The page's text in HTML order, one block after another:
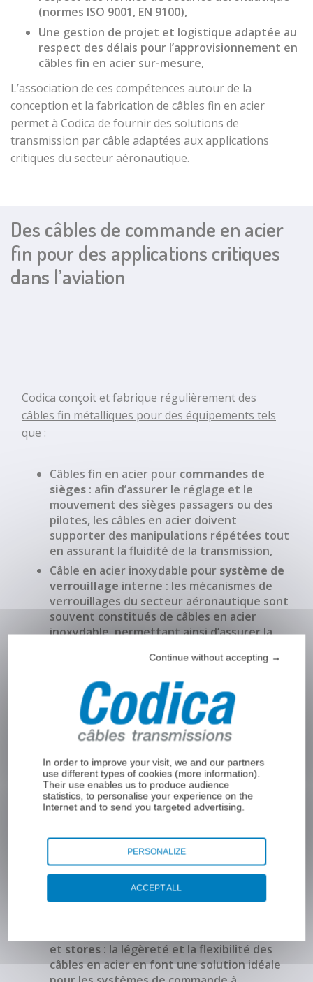
End caps by 4-
sided crimping
Cylindrical
crimped end
fittings with
tightening
screw
Zamak cable
end pieces
stop cable
Zamak sphere
cable end
(normes ISO 9001, EN 9100),
Une gestion de projet et logistique adaptée au
respect des délais pour l’approvisionnement en
câbles fin en acier sur-mesure,
L’association de ces compétences autour de la
conception et la fabrication de câbles fin en acier
permet à Codica de fournir des solutions de
transmission par câble adaptées aux applications
critiques du secteur aéronautique.
Des câbles de commande en acier
fin pour des applications critiques
dans l’aviation
Codica conçoit et fabrique régulièrement des
câbles fin métalliques pour des équipements tels
que :
Câbles fin en acier pour commandes de
sièges : afin d’assurer le réglage et le
mouvement des sièges passagers ou des
pilotes, les câbles en acier doivent
supporter des manipulations répétées tout
en assurant la fluidité de la transmission,
Câble en acier inoxydable pour système de
verrouillage interne : les mécanismes de
verrouillages du secteur aéronautique sont
souvent constitués de câbles en acier
inoxydable, permettant ainsi d’assurer la
Les câbles en acier fins( câble Pull
câble Push-Pull ,câble bowden
présents dans les systèmes de
verrouillage de portedesoute à
bagagesettrappe de maintenance
Lescâbles fins métalliquesassurent le
fonctionnement duverrouillage des
portes de cockpit, de façon sécurisée
Lescâbles en acier ultra-finsassurent
le fonctionnement des
de commande de porte d’accès, dans
un environnement où la répétabilité
est vitale,
et stores : la légèreté et la flexibilité des
câbles en acier en font une solution idéale
Continue without accepting →
In order to improve your visit, we and our partners
use different types of cookies (more information).
Their use enables us to produce audience
statistics, to personalise your experience on the
Internet and to send you targeted advertising.
PERSONALIZE
ACCEPT ALL